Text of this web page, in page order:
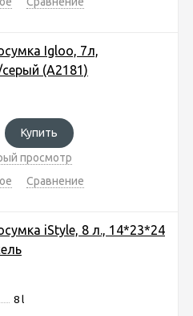
Igloo, 7л,
(A2181)
Купить
просмотр
Сравнение
iStyle, 8 л., 14*23*24
8 l